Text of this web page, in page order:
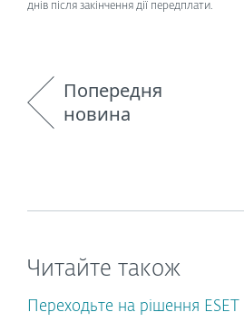
днів після закінчення дії передплати.
Попередня
новина
Читайте також
Переходьте на рішення